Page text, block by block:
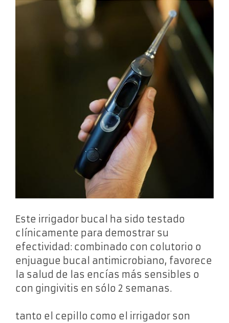
Este irrigador bucal ha sido testado
clínicamente para demostrar su
efectividad: combinado con colutorio o
enjuague bucal antimicrobiano, favorece
la salud de las encías más sensibles o
con gingivitis en sólo 2 semanas.
tanto el cepillo como el irrigador son